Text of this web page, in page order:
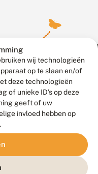
wij technologieën
op te slaan en/of
deze technologieën
of unieke ID's op deze
geeft of uw
invloed hebben op
, ontworpen door